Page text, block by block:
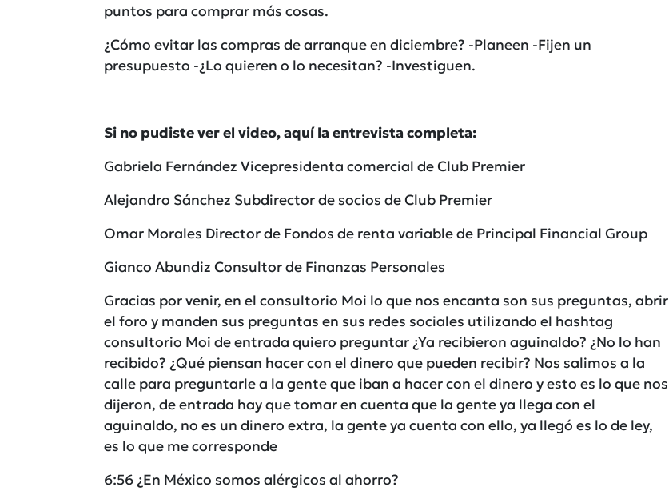
puntos para comprar más cosas.
¿Cómo evitar las compras de arranque en diciembre? -Planeen -Fijen un
presupuesto -¿Lo quieren o lo necesitan? -Investiguen.
Si no pudiste ver el video, aquí la entrevista completa:
Gabriela Fernández Vicepresidenta comercial de Club Premier
Alejandro Sánchez Subdirector de socios de Club Premier
Omar Morales Director de Fondos de renta variable de Principal Financial Group
Gianco Abundiz Consultor de Finanzas Personales
Gracias por venir, en el consultorio Moi lo que nos encanta son sus preguntas, abrir
el foro y manden sus preguntas en sus redes sociales utilizando el hashtag
consultorio Moi de entrada quiero preguntar ¿Ya recibieron aguinaldo? ¿No lo han
recibido? ¿Qué piensan hacer con el dinero que pueden recibir? Nos salimos a la
calle para preguntarle a la gente que iban a hacer con el dinero y esto es lo que nos
dijeron, de entrada hay que tomar en cuenta que la gente ya llega con el
aguinaldo, no es un dinero extra, la gente ya cuenta con ello, ya llegó es lo de ley,
es lo que me corresponde
6:56 ¿En México somos alérgicos al ahorro?